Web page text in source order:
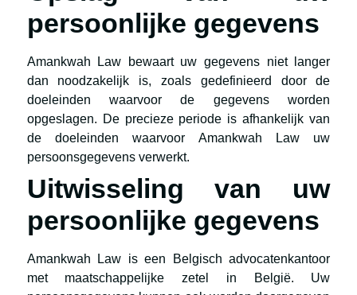
persoonlijke gegevens
Amankwah Law bewaart uw gegevens niet langer
dan noodzakelijk is, zoals gedefinieerd door de
doeleinden waarvoor de gegevens worden
opgeslagen. De precieze periode is afhankelijk van
de doeleinden waarvoor Amankwah Law uw
persoonsgegevens verwerkt.
Uitwisseling van uw
persoonlijke gegevens
Amankwah Law is een Belgisch advocatenkantoor
met maatschappelijke zetel in België. Uw